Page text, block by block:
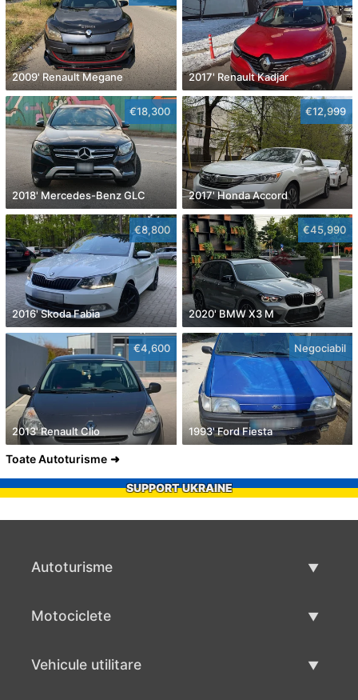
2009' Renault Megane 2017' Renault Kadjar
€18,300
2018' Mercedes-Benz GLC
€12,999
2017' Honda Accord
€8,800
2016' Skoda Fabia
€45,990
2020' BMW X3 M
€4,600
2013' Renault Clio
Negociabil
1993' Ford Fiesta
Toate Autoturisme
SUPPORT UKRAINE
Autoturisme
Motociclete
Vehicule utilitare